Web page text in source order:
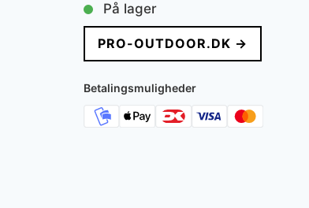
På lager
PRO-OUTDOOR.DK →
Betalingsmuligheder